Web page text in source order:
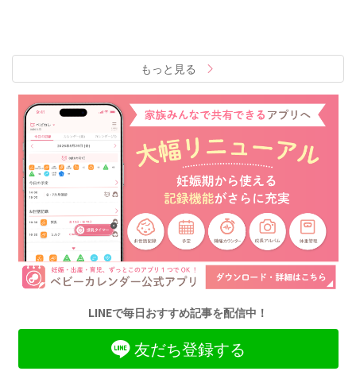
もっと見る
LINEで毎日おすすめ記事を配信中！
友だち登録する